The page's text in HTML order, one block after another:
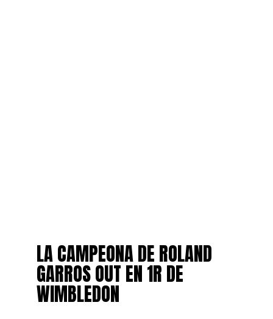
LA CAMPEONA DE ROLAND
GARROS OUT EN 1R DE
WIMBLEDON